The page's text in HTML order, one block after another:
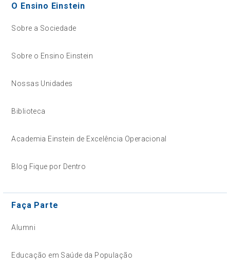
O Ensino Einstein
Sobre a Sociedade
Sobre o Ensino Einstein
Nossas Unidades
Biblioteca
Academia Einstein de Excelência Operacional
Blog Fique por Dentro
Faça Parte
Alumni
Educação em Saúde da População